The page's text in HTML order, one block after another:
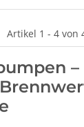
Artikel 1 - 4 von